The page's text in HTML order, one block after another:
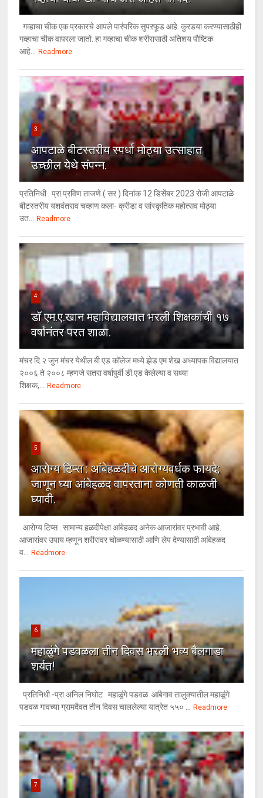
गव्हाचा चीक एक प्रकारचे आपले पारंपरिक सुपरफूड आहे. कुरडया करण्यासाठीही
गव्हाचा चीक वापरला जातो. हा गव्हाचा चीक शरीरासाठी अतिशय पौष्टिक
आहे... Readmore
3
आपटाळे बीटस्तरीय स्पर्धा मोठ्या उत्साहात
उच्छील येथे संपन्न.
प्रतिनिधी : प्रा.प्रविण ताजणे ( सर ) दिनांक 12 डिसेंबर 2023 रोजी आपटाळे
बीटस्तरीय यशवंतराव चव्हाण कला- क्रीडा व सांस्कृतिक महोत्सव मोठ्या
उत... Readmore
4
डॉ एम.ए.खान महाविद्यालयात भरली शिक्षकांची १७
वर्षांनंतर परत शाळा.
मंचर दि.२ जुन मंचर येथील बी एड कॉलेज मध्ये झेड एम शेख अध्यापक विद्यालयात
२००६ ते २००८ म्हणजे सतरा वर्षापुर्वी डी.एड केलेल्या व सध्या
शिक्षक,... Readmore
5
आरोग्य टिप्स : आंबेहळदीचे आरोग्यवर्धक फायदे;
जाणून घ्या आंबेहळद वापरताना कोणती काळजी
घ्यावी.
आरोग्य टिप्स : सामान्य हळदीपेक्षा आंबेहळद अनेक आजारांवर प्रभावी आहे.
आजारांवर उपाय म्हणून शरीरावर चोळण्यासाठी आणि लेप देण्यासाठी आंबेहळद
व... Readmore
6
महाळुंगे पडवळला तीन दिवस भरली भव्य बैलगाडा
शर्यत!
प्रतिनिधी -प्रा.अनिल निघोट महाळुंगे पडवळ आंबेगाव तालुक्यातील महाळुंगे
पडवळ गावच्या ग्रामदैवत तीन दिवस चाललेल्या यात्रेत ५५० ... Readmore
7